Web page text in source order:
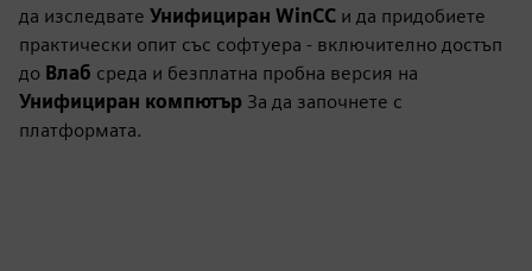
да изследвате Унифициран WinCC и да придобиете
практически опит със софтуера - включително достъп
до Влаб среда и безплатна пробна версия на
Унифициран компютър За да започнете с
платформата.